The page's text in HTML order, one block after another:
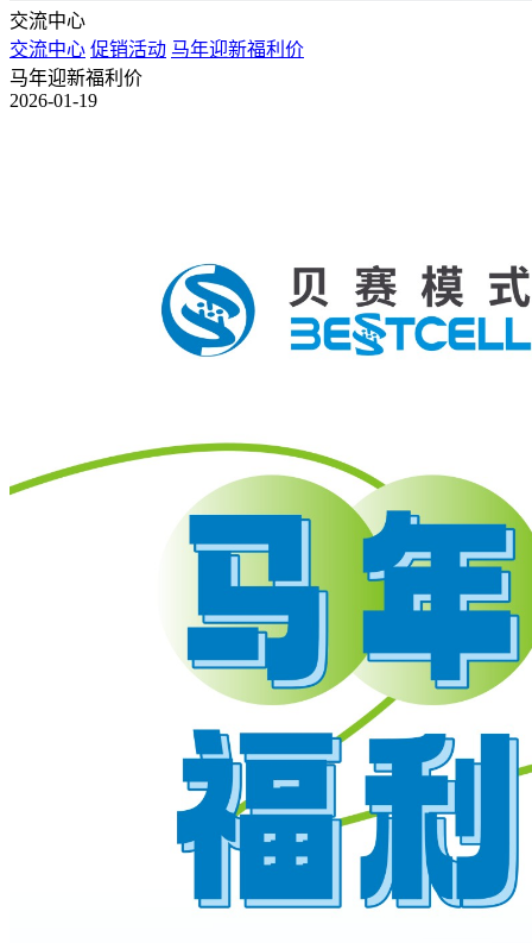
交流中心
交流中心 促销活动 马年迎新福利价
马年迎新福利价
2026-01-19